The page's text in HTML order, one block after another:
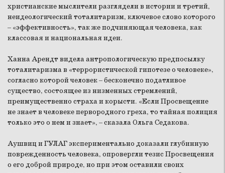
христианские мыслители разглядели в истории и третий,
неидеологический тоталитаризм, ключевое слово которого
– «эффективность», так же подчиняющая человека, как
классовая и национальная идеи.
Ханна Арендт видела антропологическую предпосылку
тоталитаризма в «террористической гипотезе о человеке»,
согласно которой человек – бесконечно податливое
существо, состоящее из низменных стремлений,
преимущественно страха и корысти. «Если Просвещение
не знает в человеке первородного греха, то тайная полиция
только это о нем и знает», – сказала Ольга Седакова.
Аушвиц и ГУЛАГ экспериментально доказали глубинную
поврежденность человека, опровергли тезис Просвещения
о его доброй природе, но при этом оставили своих